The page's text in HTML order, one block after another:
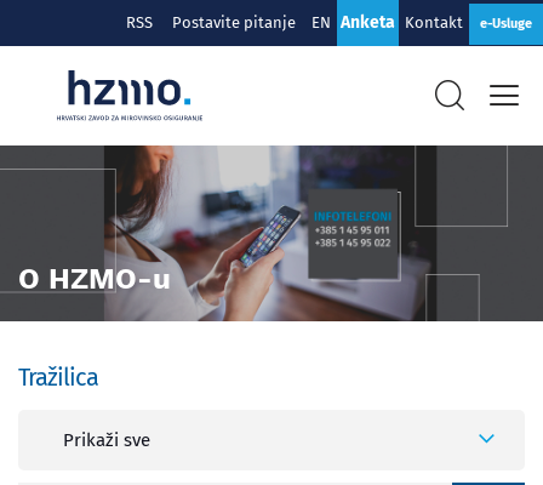
RSS Postavite pitanje EN Anketa Kontakt e-Usluge
O HZMO-u
Tražilica
Prikaži sve